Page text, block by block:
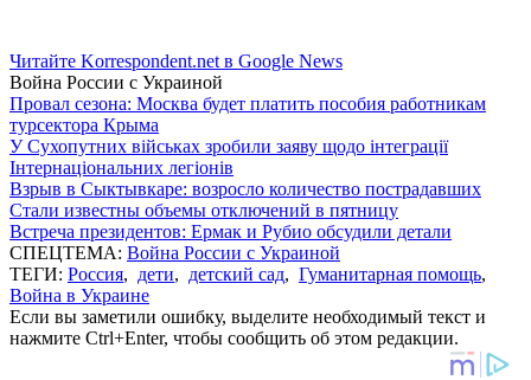
Читайте Korrespondent.net в Google News
Война России с Украиной
Провал сезона: Москва будет платить пособия работникам
турсектора Крыма
У Сухопутних військах зробили заяву щодо інтеграції
Інтернаціональних легіонів
Взрыв в Сыктывкаре: возросло количество пострадавших
Стали известны объемы отключений в пятницу
Встреча президентов: Ермак и Рубио обсудили детали
СПЕЦТЕМА: Война России с Украиной
ТЕГИ: Россия, дети, детский сад, Гуманитарная помощь,
Война в Украине
Если вы заметили ошибку, выделите необходимый текст и
нажмите Ctrl+Enter, чтобы сообщить об этом редакции.